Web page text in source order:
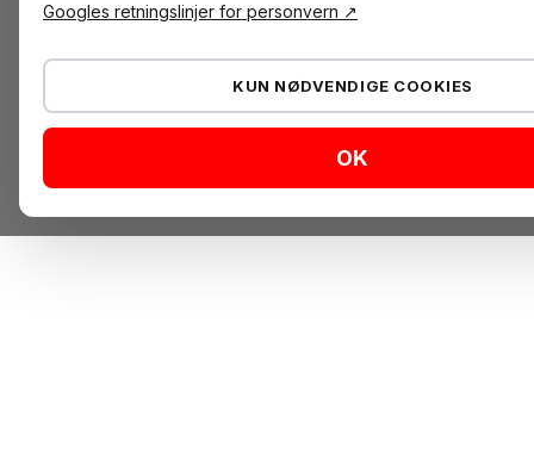
Googles retningslinjer for personvern ↗
KUN NØDVENDIGE COOKIES
OK